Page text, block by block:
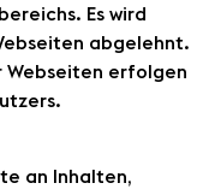
Es wird
abgelehnt.
Webseiten erfolgen
an Inhalten,